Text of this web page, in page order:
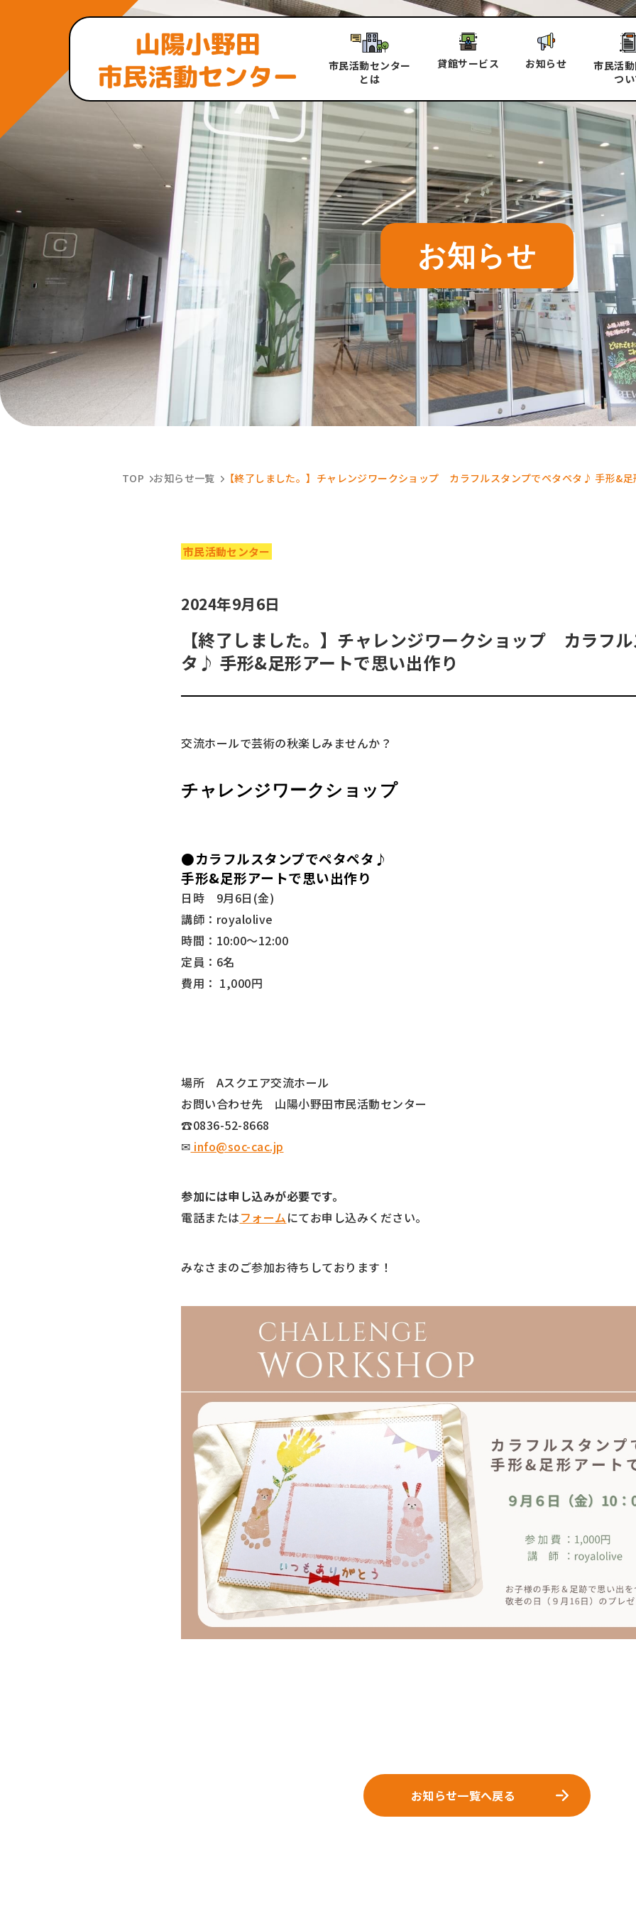
お知らせ
市民活動センター
とは
貸館サービス お知らせ
市民活
つ
TOP お知らせ一覧 【終了しました。】チャレンジワークショップ カラフルスタンプでペタペタ♪ 手形&足
市民活動センター
2024年9月6日
【終了しました。】チャレンジワークショップ カラフ
タ♪ 手形&足形アートで思い出作り
交流ホールで芸術の秋楽しみませんか？
チャレンジワークショップ
●カラフルスタンプでペタペタ♪
手形&足形アートで思い出作り
日時 9月6日(金)
講師： royalolive
時間：10:00～12:00
定員：6名
費用： 1,000円
場所 Aスクエア交流ホール
お問い合わせ先 山陽小野田市民活動センター
☎0836-52-8668
✉ info@soc-cac.jp
参加には申し込みが必要です。
電話またはフォームにてお申し込みください。
みなさまのご参加お待ちしております！
お知らせ一覧へ戻る